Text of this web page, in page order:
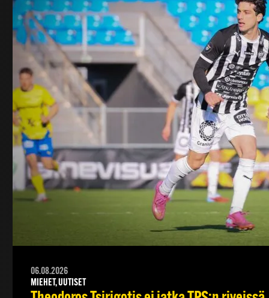
06.08.2026
MIEHET, UUTISET